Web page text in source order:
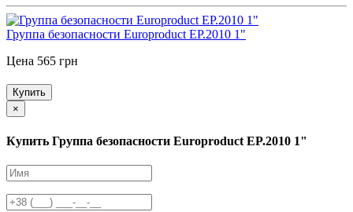
Группа безопасности Europroduct EP.2010 1"
Цена 565 грн
Купить
×
Купить Группа безопасности Europroduct EP.2010 1"